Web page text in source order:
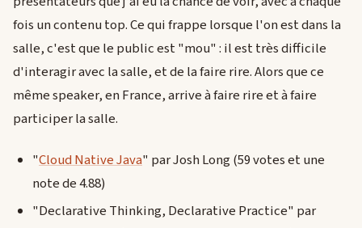
fois un contenu top. Ce qui frappe lorsque l'on est dans la
salle, c'est que le public est "mou" : il est très difficile
d'interagir avec la salle, et de la faire rire. Alors que ce
même speaker, en France, arrive à faire rire et à faire
participer la salle.
"Cloud Native Java" par Josh Long (59 votes et une
note de 4.88)
"Declarative Thinking, Declarative Practice" par